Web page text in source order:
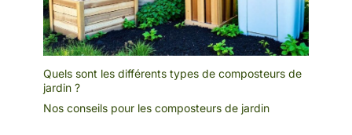
Quels sont les différents types de composteurs de
jardin ?
Nos conseils pour les composteurs de jardin